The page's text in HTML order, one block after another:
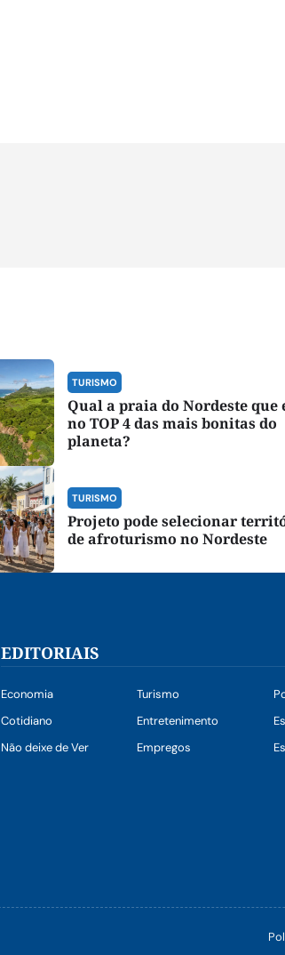
TURISMO
Qual a praia do Nordeste que
no TOP 4 das mais bonitas do
planeta?
TURISMO
Projeto pode selecionar
de afroturismo no Nordeste
EDITORIAIS
Economia Turismo
Cotidiano
Entretenimento
Não deixe de Ver
Empregos